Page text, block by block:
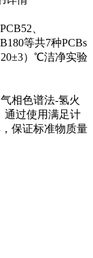
、
等共7种PCBs
）℃洁净实验
相色谱法-氢火
通过使用满足计
保证标准物质量